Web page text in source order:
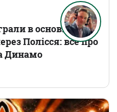
в основному
Полісся: все про
Динамо